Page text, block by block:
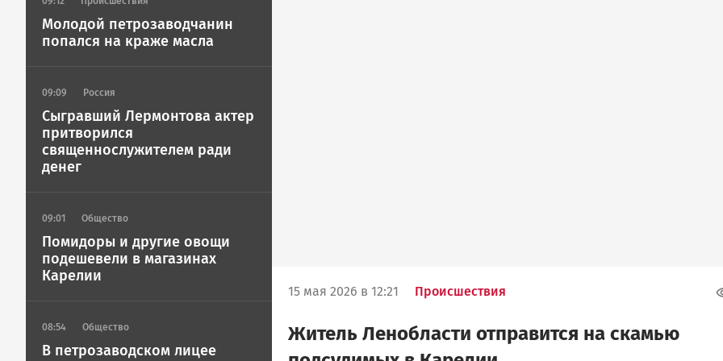
Молодой петрозаводчанин
попался на краже масла
09:09 Россия
Сыгравший Лермонтова актер
притворился
священнослужителем ради
денег
09:01 Общество
Помидоры и другие овощи
подешевели в магазинах
Карелии
08:54 Общество
В петрозаводском лицее
15 мая 2026 в 12:21 Происшествия
Житель Ленобласти отправится на скамью